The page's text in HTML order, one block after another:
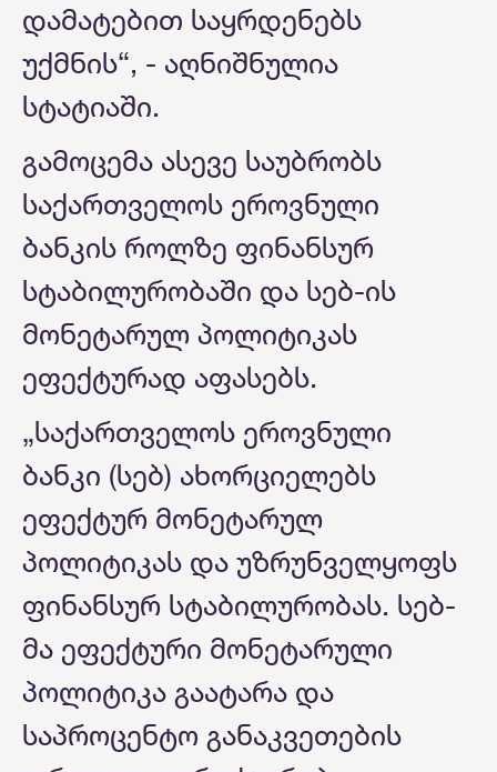
დამატებით საყრდენებს
უქმნის“, - აღნიშნულია
სტატიაში.
გამოცემა ასევე საუბრობს
საქართველოს ეროვნული
ბანკის როლზე ფინანსურ
სტაბილურობაში და სებ-ის
მონეტარულ პოლიტიკას
ეფექტურად აფასებს.
„საქართველოს ეროვნული
ბანკი (სებ) ახორციელებს
ეფექტურ მონეტარულ
პოლიტიკას და უზრუნველყოფს
ფინანსურ სტაბილურობას. სებ-
მა ეფექტური მონეტარული
პოლიტიკა გაატარა და
საპროცენტო განაკვეთების